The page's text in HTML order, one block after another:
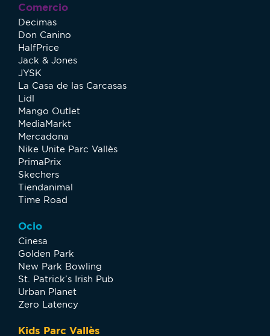
Comercio
Decimas
Don Canino
HalfPrice
Jack & Jones
JYSK
La Casa de las Carcasas
Lidl
Mango Outlet
MediaMarkt
Mercadona
Nike Unite Parc Vallès
PrimaPrix
Skechers
Tiendanimal
Time Road
Ocio
Cinesa
Golden Park
New Park Bowling
St. Patrick’s Irish Pub
Urban Planet
Zero Latency
Kids Parc Vallès